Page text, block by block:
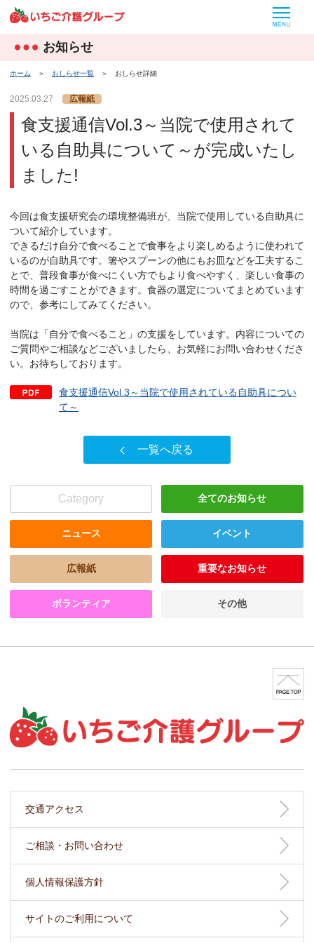
お知らせ
ホーム ＞ おしらせ一覧 ＞ おしらせ詳細
2025.03.27 広報紙
食支援通信Vol.3～当院で使用されて
いる自助具について～が完成いたし
ました!
今回は食支援研究会の環境整備班が、当院で使用している自助具に
ついて紹介しています。
できるだけ自分で食べることで食事をより楽しめるように使われて
いるのが自助具です。箸やスプーンの他にもお皿などを工夫するこ
とで、普段食事が食べにくい方でもより食べやすく、楽しい食事の
時間を過ごすことができます。食器の選定についてまとめています
ので、参考にしてみてください。
当院は「自分で食べること」の支援をしています。内容についての
ご質問やご相談などございましたら、お気軽にお問い合わせくださ
い。お待ちしております。
食支援通信Vol.3～当院で使用されている自助具につい
て～
一覧へ戻る
Category 全てのお知らせ
ニュース イベント
広報紙 重要なお知らせ
ボランティア その他
交通アクセス
ご相談・お問い合わせ
個人情報保護方針
サイトのご利用について